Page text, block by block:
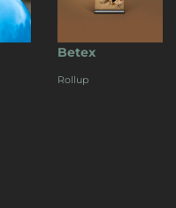
Betex
Rollup